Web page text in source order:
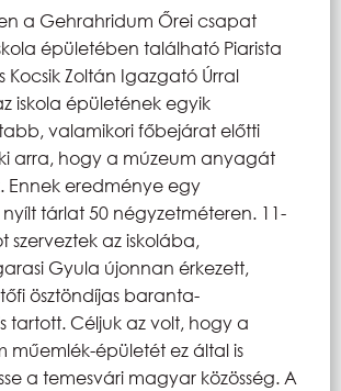
a Gehrahridum Őrei csapat
épületében található Piarista
Kocsik Zoltán Igazgató Úrral
iskola épületének egyik
valamikori főbejárat előtti
arra, hogy a múzeum anyagát
Ennek eredménye egy
tárlat 50 négyzetméteren. 11-
szerveztek az iskolába,
Gyula újonnan érkezett,
ösztöndíjas baranta-
tartott. Céljuk az volt, hogy a
műemlék-épületét ez által is
a temesvári magyar közösség. A